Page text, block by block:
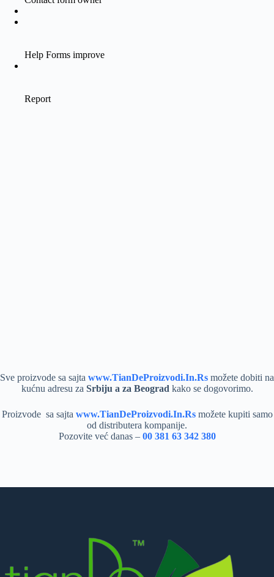
Sve proizvode sa sajta www.TianDeProizvodi.In.Rs možete dobiti na
kućnu adresu za Srbiju a za Beograd kako se dogovorimo.
Proizvode sa sajta www.TianDeProizvodi.In.Rs možete kupiti samo
od distributera kompanije.
Pozovite već danas – 00 381 63 342 380